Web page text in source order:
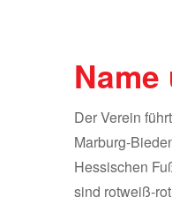
Der Verein
Marburg-
Hessischen
sind rotweiß-